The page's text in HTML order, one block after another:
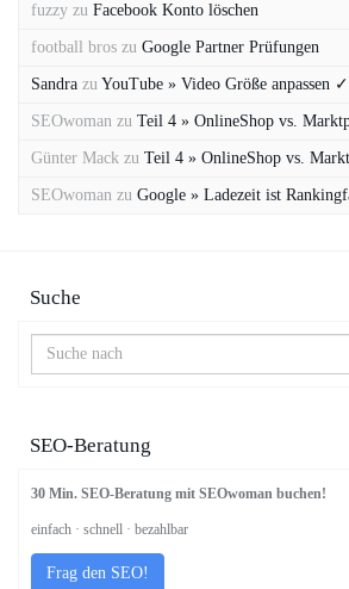
fuzzy zu Facebook Konto löschen
football bros zu Google Partner Prüfungen
Sandra zu YouTube » Video Größe anpassen ✓
SEOwoman zu Teil 4 » OnlineShop vs.
Günter Mack zu Teil 4 » OnlineShop vs.
SEOwoman zu Google » Ladezeit ist
Suche
SEO-Beratung
30 Min. SEO-Beratung mit SEOwoman buchen!
einfach · schnell · bezahlbar
Frag den SEO!